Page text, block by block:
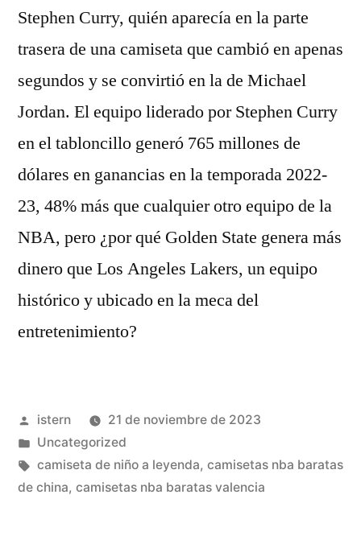
Stephen Curry, quién aparecía en la parte
trasera de una camiseta que cambió en apenas
segundos y se convirtió en la de Michael
Jordan. El equipo liderado por Stephen Curry
en el tabloncillo generó 765 millones de
dólares en ganancias en la temporada 2022-
23, 48% más que cualquier otro equipo de la
NBA, pero ¿por qué Golden State genera más
dinero que Los Angeles Lakers, un equipo
histórico y ubicado en la meca del
entretenimiento?
Publicado
por
istern
21 de noviembre de 2023
Publicado
en
Uncategorized
Etiquetas:
camiseta de niño a leyenda, camisetas nba baratas
de china, camisetas nba baratas valencia